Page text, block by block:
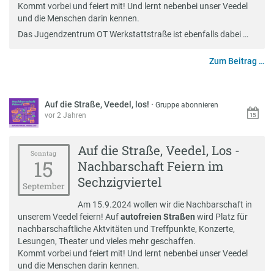
Kommt vorbei und feiert mit! Und lernt nebenbei unser Veedel
und die Menschen darin kennen.
Das Jugendzentrum OT Werkstattstraße ist ebenfalls dabei …
Zum Beitrag …
Auf die Straße, Veedel, los! ·Gruppe abonnieren
vor 2 Jahren
Sonntag
15
September
Auf die Straße, Veedel, Los -
Nachbarschaft Feiern im
Sechzigviertel
Am 15.9.2024 wollen wir die Nachbarschaft in
unserem Veedel feiern! Aufautofreien Straßen wird Platz für
nachbarschaftliche Aktvitäten und Treffpunkte, Konzerte,
Lesungen, Theater und vieles mehr geschaffen.
Kommt vorbei und feiert mit! Und lernt nebenbei unser Veedel
und die Menschen darin kennen.